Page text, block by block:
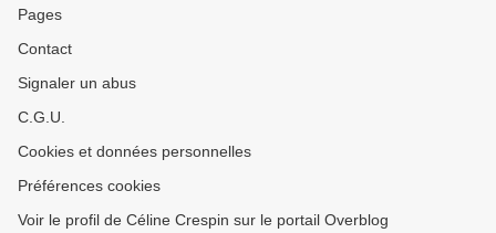
Pages
Contact
Signaler un abus
C.G.U.
Cookies et données personnelles
Préférences cookies
Voir le profil de Céline Crespin sur le portail Overblog